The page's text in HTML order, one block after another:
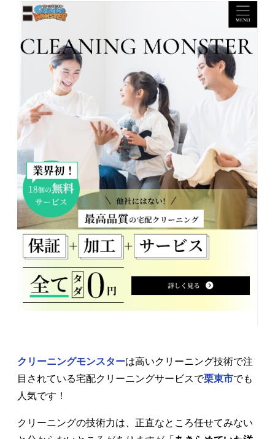
クリーニングモンスターは高いクリーニング技術で注
目されている宅配クリーニングサービスで栗東市でも
人気です！
クリーニングの技術力は、正直なところ任せてみない